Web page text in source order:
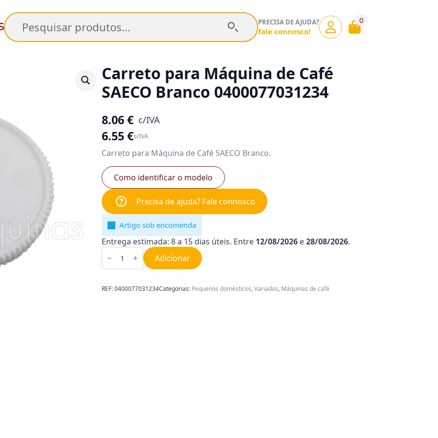
Pesquisar PRECISA DE AJUDA?
fale connosco!
0
Carreto para Máquina de Café
SAECO Branco 0400077031234
8.06€ c/IVA
6.55€s/IVA
Carreto para Máquina de Café SAECO Branco.
Como identificar o modelo
Precisa de ajuda? Fale connosco
Artigo sob encomenda
Entrega estimada: 8 a 15 dias úteis. Entre 12/08/2026 e28/08/2026.
Quantidade
de
para
de
Café
Adicionar
REF:0400077031234Categorias: Pequenos domésticos,Variados, Máquinas de café